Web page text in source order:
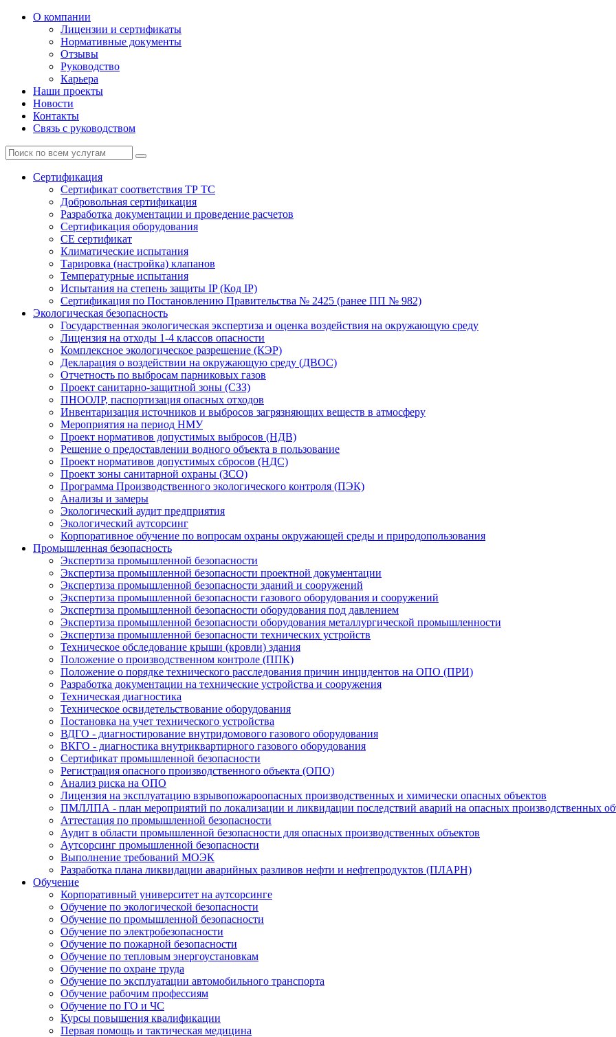
О компании
Лицензии и сертификаты
Нормативные документы
Отзывы
Руководство
Карьера
Наши проекты
Новости
Контакты
Связь с руководством
Сертификация
Cертификат соответствия ТР ТС
Добровольная сертификация
Разработка документации и проведение расчетов
Сертификация оборудования
CE cертификат
Климатические испытания
Тарировка (настройка) клапанов
Температурные испытания
Испытания на степень защиты IP (Код IP)
Сертификация по Постановлению Правительства № 2425 (ранее ПП № 982)
Экологическая безопасность
Государственная экологическая экспертиза и оценка воздействия на окружающую среду
Лицензия на отходы 1-4 классов опасности
Комплексное экологическое разрешение (КЭР)
Декларация о воздействии на окружающую среду (ДВОС)
Отчетность по выбросам парниковых газов
Проект санитарно-защитной зоны (СЗЗ)
ПНООЛР, паспортизация опасных отходов
Инвентаризация источников и выбросов загрязняющих веществ в атмосферу
Мероприятия на период НМУ
Проект нормативов допустимых выбросов (НДВ)
Решение о предоставлении водного объекта в пользование
Проект нормативов допустимых сбросов (НДС)
Проект зоны санитарной охраны (ЗСО)
Программа Производственного экологического контроля (ПЭК)
Анализы и замеры
Экологический аудит предприятия
Экологический аутсорсинг
Корпоративное обучение по вопросам охраны окружающей среды и природопользования
Промышленная безопасность
Экспертиза промышленной безопасности
Экспертиза промышленной безопасности проектной документации
Экспертиза промышленной безопасности зданий и сооружений
Экспертиза промышленной безопасности газового оборудования и сооружений
Экспертиза промышленной безопасности оборудования под давлением
Экспертиза промышленной безопасности оборудования металлургической промышленности
Экспертиза промышленной безопасности технических устройств
Техническое обследование крыши (кровли) здания
Положение о производственном контроле (ППК)
Положение о порядке технического расследования причин инцидентов на ОПО (ПРИ)
Разработка документации на технические устройства и сооружения
Техническая диагностика
Техническое освидетельствование оборудования
Постановка на учет технического устройства
ВДГО - диагностирование внутридомового газового оборудования
ВКГО - диагностика внутриквартирного газового оборудования
Сертификат промышленной безопасности
Регистрация опасного производственного объекта (ОПО)
Анализ риска на ОПО
Лицензия на эксплуатацию взрывопожароопасных производственных и химически опасных объектов
ПМЛЛПА - план мероприятий по локализации и ликвидации последствий аварий на опасных производственных
Аттестация по промышленной безопасности
Аудит в области промышленной безопасности для опасных производственных объектов
Аутсорсинг промышленной безопасности
Выполнение требований МОЭК
Разработка плана ликвидации аварийных разливов нефти и нефтепродуктов (ПЛАРН)
Обучение
Корпоративный университет на аутсорсинге
Обучение по экологической безопасности
Обучение по промышленной безопасности
Обучение по электробезопасности
Обучение по пожарной безопасности
Обучение по тепловым энергоустановкам
Обучение по охране труда
Обучение по эксплуатации автомобильного транспорта
Обучение рабочим профессиям
Обучение по ГО и ЧС
Курсы повышения квалификации
Первая помощь и тактическая медицина